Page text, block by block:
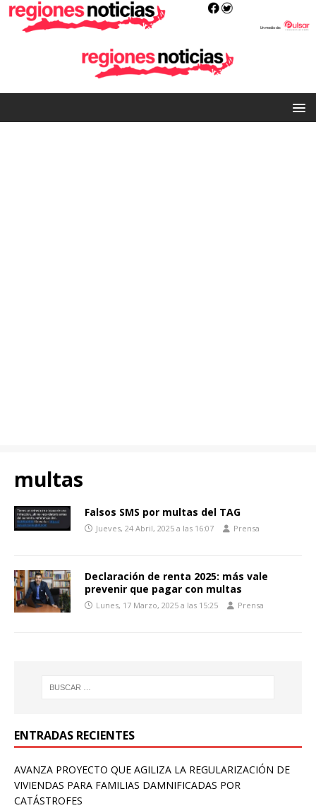
multas
Falsos SMS por multas del TAG
Jueves, 24 Abril, 2025 a las 16:07 Prensa
Declaración de renta 2025: más vale
prevenir que pagar con multas
Lunes, 17 Marzo, 2025 a las 15:25 Prensa
ENTRADAS RECIENTES
AVANZA PROYECTO QUE AGILIZA LA REGULARIZACIÓN DE
VIVIENDAS PARA FAMILIAS DAMNIFICADAS POR
CATÁSTROFES